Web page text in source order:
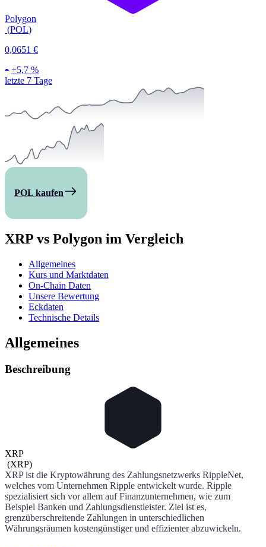
Polygon
(POL)
0,0651 €
+5,7 %
letzte 7 Tage
POL kaufen
XRP vs Polygon im Vergleich
Allgemeines
Kurs und Marktdaten
On-Chain Daten
Unsere Bewertung
Eckdaten
Technische Details
Allgemeines
Beschreibung
XRP
(XRP)
XRP ist die Kryptowährung des Zahlungsnetzwerks RippleNet,
welches vom Unternehmen Ripple entwickelt wurde. Ripple
spezialisiert sich vor allem auf Finanzunternehmen, wie zum
Beispiel Banken und Zahlungsdienstleister. Ziel ist es,
grenzüberschreitende Zahlungen in unterschiedlichen
Währungsräumen kostengünstiger und effizienter abzuwickeln.